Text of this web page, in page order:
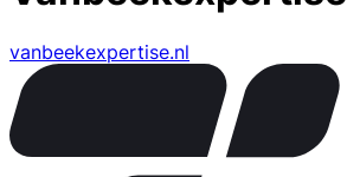
vanbeekexpertise.nl